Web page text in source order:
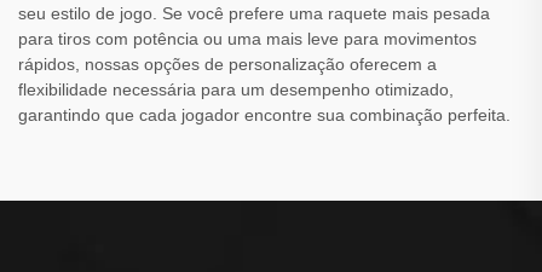
seu estilo de jogo. Se você prefere uma raquete mais pesada
para tiros com potência ou uma mais leve para movimentos
rápidos, nossas opções de personalização oferecem a
flexibilidade necessária para um desempenho otimizado,
garantindo que cada jogador encontre sua combinação perfeita.